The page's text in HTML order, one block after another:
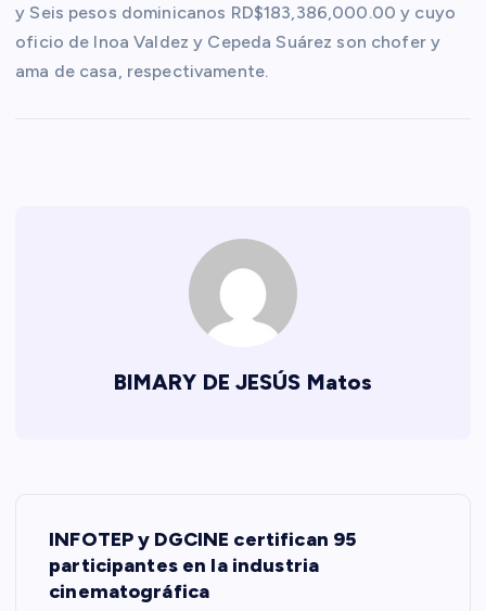
y Seis pesos dominicanos RD$183,386,000.00 y cuyo
oficio de Inoa Valdez y Cepeda Suárez son chofer y
ama de casa, respectivamente.
BIMARY DE JESÚS Matos
INFOTEP y DGCINE certifican 95
participantes en la industria
cinematográfica